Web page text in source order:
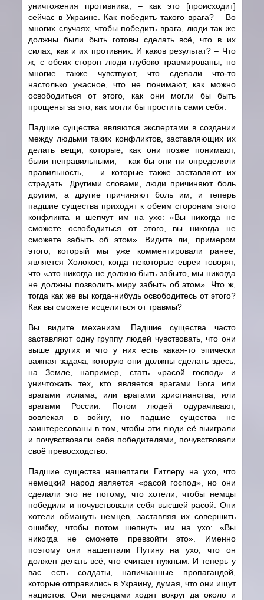
уничтожения противника, – как это [происходит]
сейчас в Украине. Как победить такого врага? – Во
многих случаях, чтобы победить врага, люди так же
должны были быть готовы сделать всё, что в их
силах, как и их противник. И каков результат? – Что
ж, с обеих сторон люди глубоко травмированы, но
многие также чувствуют, что сделали что-то
настолько ужасное, что не понимают, как можно
освободиться от этого, как они могли бы быть
прощены за это, как могли бы простить сами себя.
Падшие существа являются экспертами в создании
между людьми таких конфликтов, заставляющих их
делать вещи, которые, как они позже понимают,
были неправильными, – как бы они ни определяли
правильность, – и которые также заставляют их
страдать. Другими словами, люди причиняют боль
другим, а другие причиняют боль им, и теперь
падшие существа приходят к обеим сторонам этого
конфликта и шепчут им на ухо: «Вы никогда не
сможете освободиться от этого, вы никогда не
сможете забыть об этом». Видите ли, примером
этого, который мы уже комментировали ранее,
является Холокост, когда некоторые евреи говорят,
что «это никогда не должно быть забыто, мы никогда
не должны позволить миру забыть об этом». Что ж,
тогда как же вы когда-нибудь освободитесь от этого?
Как вы сможете исцелиться от травмы?
Вы видите механизм. Падшие существа часто
заставляют одну группу людей чувствовать, что они
выше других и что у них есть какая-то эпически
важная задача, которую они должны сделать здесь,
на Земле, например, стать «расой господ» и
уничтожать тех, кто является врагами Бога или
врагами ислама, или врагами христианства, или
врагами России. Потом людей одурачивают,
вовлекая в войну, но падшие существа не
заинтересованы в том, чтобы эти люди её выиграли
и почувствовали себя победителями, почувствовали
своё превосходство.
Падшие существа нашептали Гитлеру на ухо, что
немецкий народ является «расой господ», но они
сделали это не потому, что хотели, чтобы немцы
победили и почувствовали себя высшей расой. Они
хотели обмануть немцев, заставляя их совершить
ошибку, чтобы потом шепнуть им на ухо: «Вы
никогда не сможете превзойти это». Именно
поэтому они нашептали Путину на ухо, что он
должен делать всё, что считает нужным. И теперь у
вас есть солдаты, напичканные пропагандой,
которые отправились в Украину, думая, что они ищут
нацистов. Они месяцами ходят вокруг да около и